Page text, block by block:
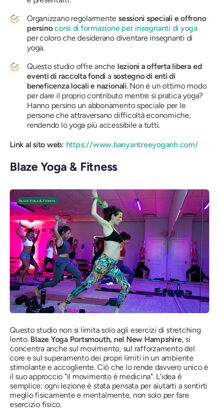
Organizzano regolarmente sessioni speciali e offrono
persinocorsi di formazione per insegnanti di yoga
per coloro che desiderano diventare insegnanti di
yoga.
Questo studio offre anche lezioni a offerta libera ed
eventi di raccolta fondi a sostegno di enti di
beneficenza locali e nazionali. Non è un ottimo modo
per dare il proprio contributo mentre si pratica yoga?
Hanno persino un abbonamento speciale per le
persone che attraversano difficoltà economiche,
rendendo lo yoga più accessibile a tutti.
Link al sito web: https://www.banyantreeyoganh.com/
Blaze Yoga & Fitness
Questo studio non si limita solo agli esercizi di stretching
lento. Blaze Yoga Portsmouth, nel New Hampshire, si
concentra anche sul movimento, sul rafforzamento del
core e sul superamento dei propri limiti in un ambiente
stimolante e accogliente. Ciò che lo rende davvero unico è
il suo approccio "il movimento è medicina". L'idea è
semplice: ogni lezione è stata pensata per aiutarti a sentirti
meglio fisicamente e mentalmente, non solo per fare
esercizio fisico.